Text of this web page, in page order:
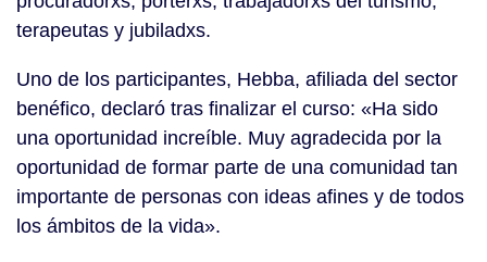
terapeutas y jubiladxs.
Uno de los participantes, Hebba, afiliada del sector
benéfico, declaró tras finalizar el curso: «Ha sido
una oportunidad increíble. Muy agradecida por la
oportunidad de formar parte de una comunidad tan
importante de personas con ideas afines y de todos
los ámbitos de la vida».